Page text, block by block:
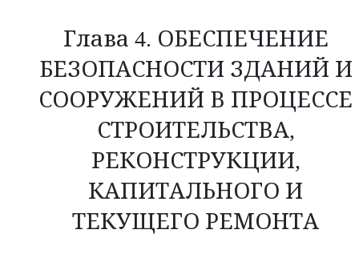
Глава 4. ОБЕСПЕЧЕНИЕ
БЕЗОПАСНОСТИ ЗДАНИЙ И
СООРУЖЕНИЙ В ПРОЦЕССЕ
СТРОИТЕЛЬСТВА,
РЕКОНСТРУКЦИИ,
КАПИТАЛЬНОГО И
ТЕКУЩЕГО РЕМОНТА